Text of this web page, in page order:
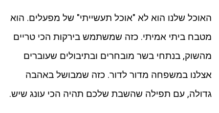
האוכל שלנו הוא לא "אוכל תעשייתי" של מפעלים. הוא
מטבח ביתי אמיתי. כזה שמשתמש בירקות הכי טריים
מהשוק, בנתחי בשר מובחרים ובתיבולים שעוברים
אצלנו במשפחה מדור לדור. כזה שמבושל באהבה
גדולה, עם תפילה שהשבת שלכם תהיה הכי עונג שיש.